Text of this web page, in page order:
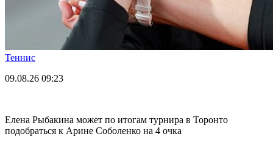
Теннис
09.08.26 09:23
Елена Рыбакина может по итогам турнира в Торонто
подобраться к Арине Соболенко на 4 очка